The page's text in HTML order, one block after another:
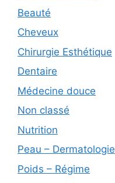
Beauté
Cheveux
Chirurgie Esthétique
Dentaire
Médecine douce
Non classé
Nutrition
Peau – Dermatologie
Poids – Régime